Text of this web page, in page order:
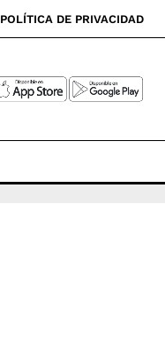
POLÍTICA DE PRIVACIDAD